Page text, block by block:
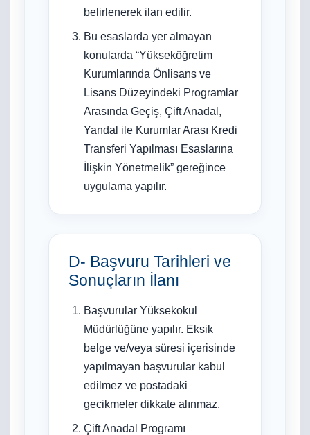
belirlenerek ilan edilir.
Bu esaslarda yer almayan
konularda “Yükseköğretim
Kurumlarında Önlisans ve
Lisans Düzeyindeki Programlar
Arasında Geçiş, Çift Anadal,
Yandal ile Kurumlar Arası Kredi
Transferi Yapılması Esaslarına
İlişkin Yönetmelik” gereğince
uygulama yapılır.
D- Başvuru Tarihleri ve
Sonuçların İlanı
Başvurular Yüksekokul
Müdürlüğüne yapılır. Eksik
belge ve/veya süresi içerisinde
yapılmayan başvurular kabul
edilmez ve postadaki
gecikmeler dikkate alınmaz.
Çift Anadal Programı